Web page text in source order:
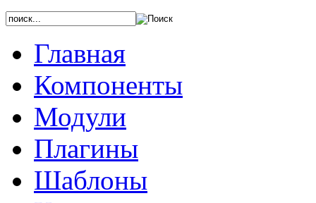
Главная
Компоненты
Модули
Плагины
Шаблоны